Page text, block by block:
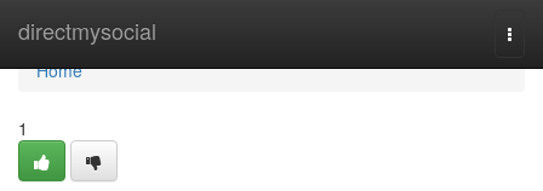
directmysocial
Home
Home
1